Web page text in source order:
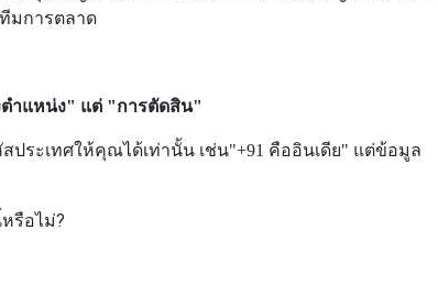
มการตลาด
ตำแหน่ง" แต่ "การตัดสิน"
ประเทศให้คุณได้เท่านั้น เช่น"+91 คืออินเดีย" แต่ข้อมูล
รือไม่?